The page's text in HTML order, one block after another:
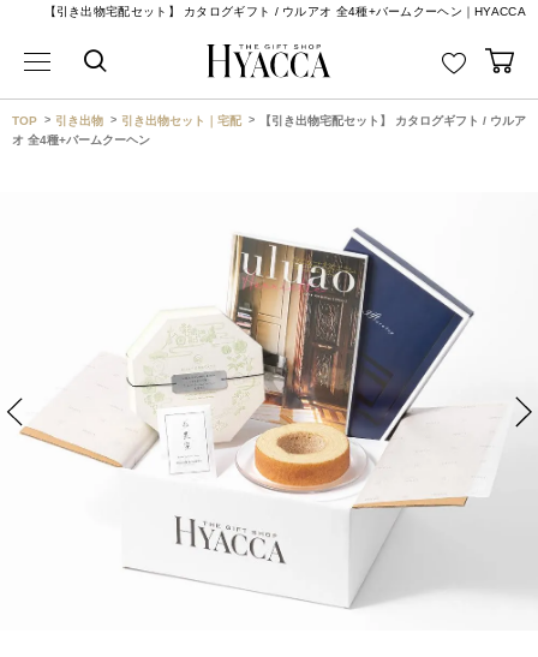
【引き出物宅配セット】 カタログギフト / ウルアオ 全4種+バームクーヘン｜HYACCA
TOP 引き出物 引き出物セット｜宅配
【引き出物宅配セット】 カタログギフト / ウルア
オ 全4種+バームクーヘン